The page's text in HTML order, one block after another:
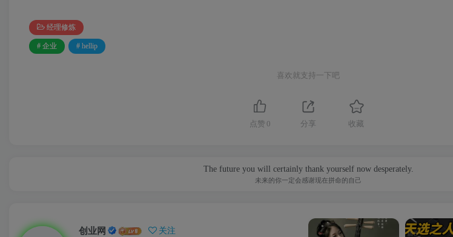
经理修炼
# 企业 # hellip
喜欢就支持一下吧
点赞 0 分享 收藏
The future you will certainly thank yourself now desperately.
未来的你一定会感谢现在拼命的自己
创业网 关注